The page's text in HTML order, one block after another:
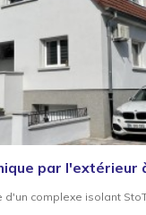
par l'extérieur
d'un complexe isolant